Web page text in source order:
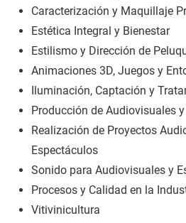
Caracterización y Maquillaje
Estética Integral y Bienestar
Estilismo y Dirección de
Animaciones 3D, Juegos y
Iluminación, Captación y
Producción de Audiovisuales
Realización de Proyectos
Espectáculos
Sonido para Audiovisuales y
Procesos y Calidad en la
Vitivinicultura